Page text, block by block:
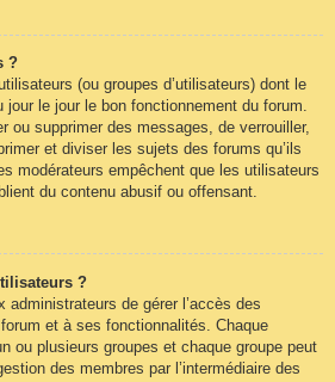
?
(ou groupes d’utilisateurs) dont le
le jour le bon fonctionnement du forum.
ou supprimer des messages, de verrouiller,
et diviser les sujets des forums qu’ils
modérateurs empêchent que les utilisateurs
du contenu abusif ou offensant.
?
administrateurs de gérer l’accès des
et à ses fonctionnalités. Chaque
ou plusieurs groupes et chaque groupe peut
des membres par l’intermédiaire des